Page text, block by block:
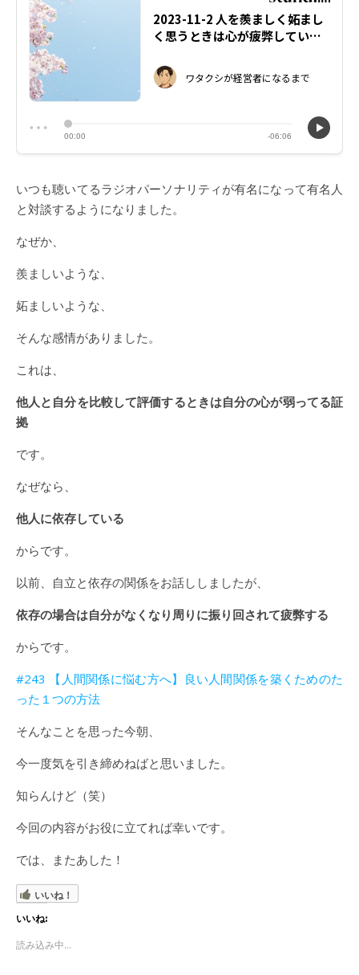
いつも聴いてるラジオパーソナリティが有名になって有名人
と対談するようになりました。
なぜか、
羨ましいような、
妬ましいような、
そんな感情がありました。
これは、
他人と自分を比較して評価するときは自分の心が弱ってる証
拠
です。
なぜなら、
他人に依存している
からです。
以前、自立と依存の関係をお話ししましたが、
依存の場合は自分がなくなり周りに振り回されて疲弊する
からです。
#243 【人間関係に悩む方へ】良い人間関係を築くためのた
った１つの方法
そんなことを思った今朝、
今一度気を引き締めねばと思いました。
知らんけど（笑）
今回の内容がお役に立てれば幸いです。
では、またあした！
いいね！
いいね:
読み込み中...